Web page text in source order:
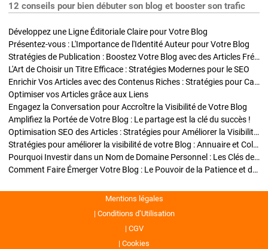
12 conseils pour bien débuter son blog et booster son trafic
Développez une Ligne Éditoriale Claire pour Votre Blog
Présentez-vous : L'Importance de l'Identité Auteur pour Votre Blog
Stratégies de Publication : Boostez Votre Blog avec des Articles Fréquents et Exclusifs
L'Art de Choisir un Titre Efficace : Stratégies Modernes pour le SEO
Enrichir Vos Articles avec des Contenus Riches : Stratégies pour Captiver et Optimiser
Optimiser vos Articles grâce aux Liens
Engagez la Conversation pour Accroître la Visibilité de Votre Blog
Amplifiez la Portée de Votre Blog : Le partage est la clé du succès !
Optimisation SEO des Articles : Stratégies pour Améliorer la Visibilité de Votre Blog
Stratégies pour améliorer la visibilité de votre Blog : Annuaire et Collaborations
Pourquoi Investir dans un Nom de Domaine Personnel : Les Clés de la Réussite de Votre Blog
Comment Faire Émerger Votre Blog : Le Pouvoir de la Patience et de la Persévérance
Mentions légales
Conditions d’Utilisation
CGV
Cookies